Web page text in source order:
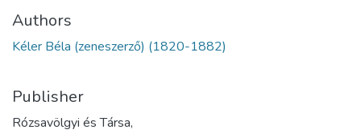
Authors
Kéler Béla (zeneszerző) (1820-1882)
Publisher
Rózsavölgyi és Társa,